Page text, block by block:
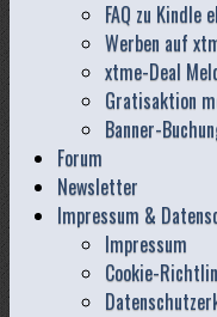
FAQ zu Kindle
Werben auf
xtme-Deal
Gratisaktion
Banner-
Forum
Newsletter
Impressum &
Impressum
Cookie-